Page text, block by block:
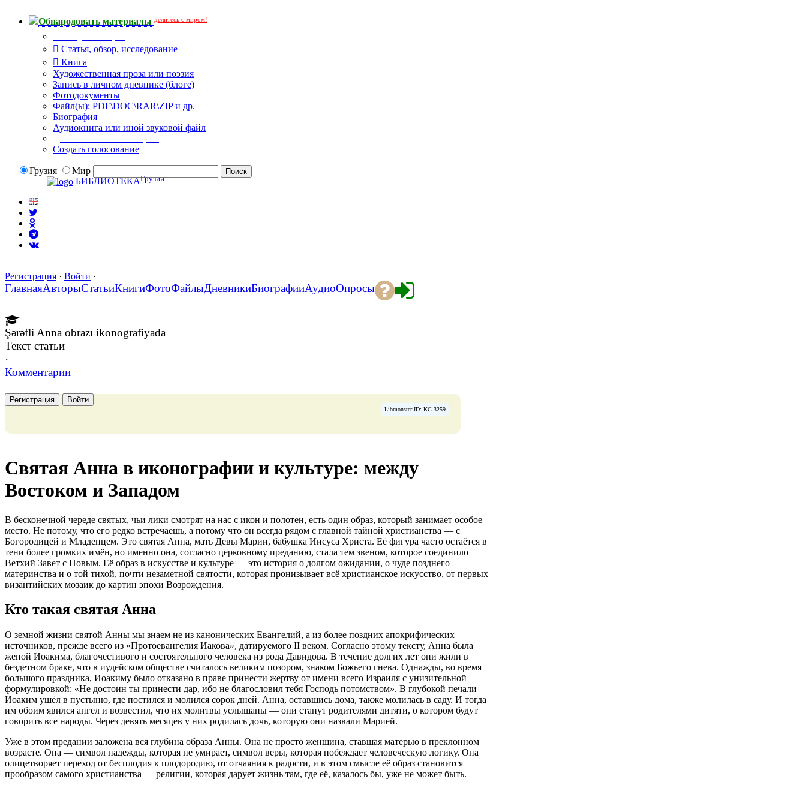
Обнародовать материалы делитесь с миром!
Статья, обзор, исследование
Книга
Художественная проза или поэзия
Запись в личном дневнике (блоге)
Фотодокументы
Файл(ы): PDF\DOC\RAR\ZIP и др.
Биография
Аудиокнига или иной звуковой файл
Создать голосование
Грузия
Мир
БИБЛИОТЕКАГрузии
Регистрация · Войти ·
ГлавнаяАвторыСтатьиКнигиФотоФайлыДневникиБиографииАудиоОпросы
Şərəfli Anna obrazı ikonografiyada
Текст статьи
·
Комментарии
Регистрация Войти
Libmonster ID: KG-3259
Святая Анна в иконографии и культуре: между
Востоком и Западом
В бесконечной череде святых, чьи лики смотрят на нас с икон и полотен, есть один образ, который занимает особое
место. Не потому, что его редко встречаешь, а потому что он всегда рядом с главной тайной христианства — с
Богородицей и Младенцем. Это святая Анна, мать Девы Марии, бабушка Иисуса Христа. Её фигура часто остаётся в
тени более громких имён, но именно она, согласно церковному преданию, стала тем звеном, которое соединило
Ветхий Завет с Новым. Её образ в искусстве и культуре — это история о долгом ожидании, о чуде позднего
материнства и о той тихой, почти незаметной святости, которая пронизывает всё христианское искусство, от первых
византийских мозаик до картин эпохи Возрождения.
Кто такая святая Анна
О земной жизни святой Анны мы знаем не из канонических Евангелий, а из более поздних апокрифических
источников, прежде всего из «Протоевангелия Иакова», датируемого II веком. Согласно этому тексту, Анна была
женой Иоакима, благочестивого и состоятельного человека из рода Давидова. В течение долгих лет они жили в
бездетном браке, что в иудейском обществе считалось великим позором, знаком Божьего гнева. Однажды, во время
большого праздника, Иоакиму было отказано в праве принести жертву от имени всего Израиля с унизительной
формулировкой: «Не достоин ты принести дар, ибо не благословил тебя Господь потомством». В глубокой печали
Иоаким ушёл в пустыню, где постился и молился сорок дней. Анна, оставшись дома, также молилась в саду. И тогда
им обоим явился ангел и возвестил, что их молитвы услышаны — они станут родителями дитяти, о котором будут
говорить все народы. Через девять месяцев у них родилась дочь, которую они назвали Марией.
Уже в этом предании заложена вся глубина образа Анны. Она не просто женщина, ставшая матерью в преклонном
возрасте. Она — символ надежды, которая не умирает, символ веры, которая побеждает человеческую логику. Она
олицетворяет переход от бесплодия к плодородию, от отчаяния к радости, и в этом смысле её образ становится
прообразом самого христианства — религии, которая дарует жизнь там, где её, казалось бы, уже не может быть.